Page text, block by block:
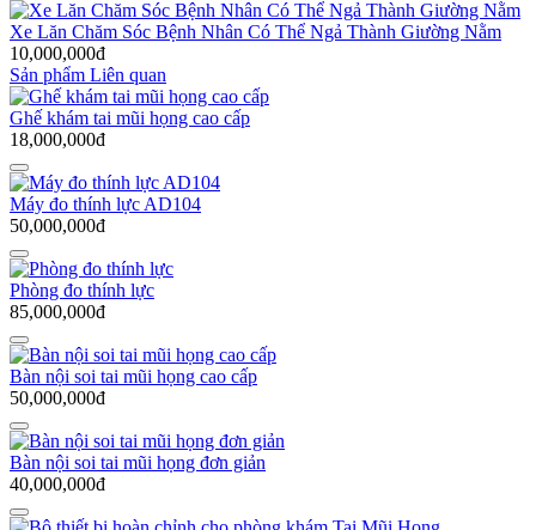
Xe Lăn Chăm Sóc Bệnh Nhân Có Thể Ngả Thành Giường Nằm
10,000,000đ
Sản phẩm Liên quan
Ghế khám tai mũi họng cao cấp
18,000,000đ
Máy đo thính lực AD104
50,000,000đ
Phòng đo thính lực
85,000,000đ
Bàn nội soi tai mũi họng cao cấp
50,000,000đ
Bàn nội soi tai mũi họng đơn giản
40,000,000đ